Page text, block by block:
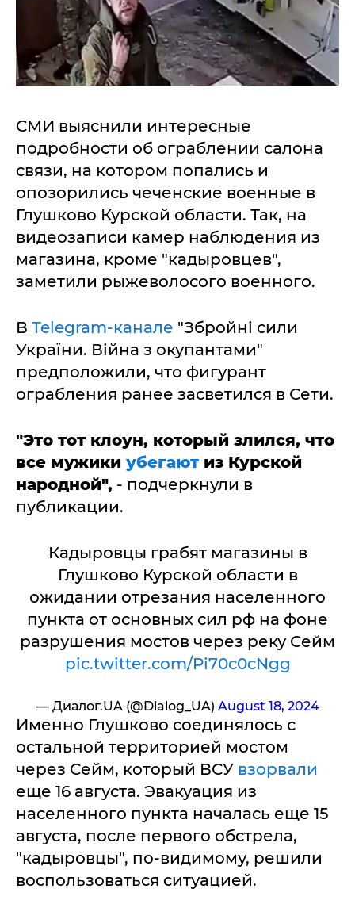
СМИ выяснили интересные
подробности об ограблении салона
связи, на котором попались и
опозорились чеченские военные в
Глушково Курской области. Так, на
видеозаписи камер наблюдения из
магазина, кроме "кадыровцев",
заметили рыжеволосого военного.
В Telegram-канале "Збройні сили
України. Війна з окупантами"
предположили, что фигурант
ограбления ранее засветился в Сети.
"Это тот клоун, который злился, что
все мужики убегают из Курской
народной", - подчеркнули в
публикации.
Кадыровцы грабят магазины в
Глушково Курской области в
ожидании отрезания населенного
пункта от основных сил рф на фоне
разрушения мостов через реку Сейм
pic.twitter.com/Pi70c0cNgg
— Диалог.UA (@Dialog_UA) August 18, 2024
Именно Глушково соединялось с
остальной территорией мостом
через Сейм, который ВСУ взорвали
еще 16 августа. Эвакуация из
населенного пункта началась еще 15
августа, после первого обстрела,
"кадыровцы", по-видимому, решили
воспользоваться ситуацией.